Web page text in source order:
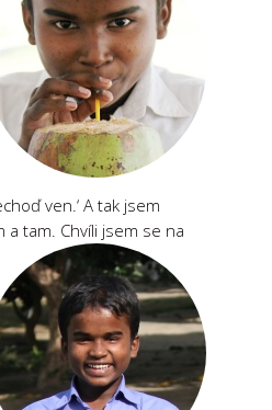
ven.‘ A tak jsem
a tam. Chvíli jsem se na